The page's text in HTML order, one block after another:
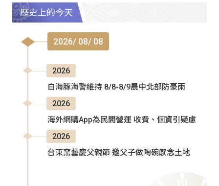
歷史上的今天
2026/ 08/ 08
2026
白海豚海警維持 8/8-8/9晨中北部防豪雨
2026
海外網購App為民間營運 收費、個資引疑慮
2026
台東窯藝慶父親節 邀父子做陶碗感念土地